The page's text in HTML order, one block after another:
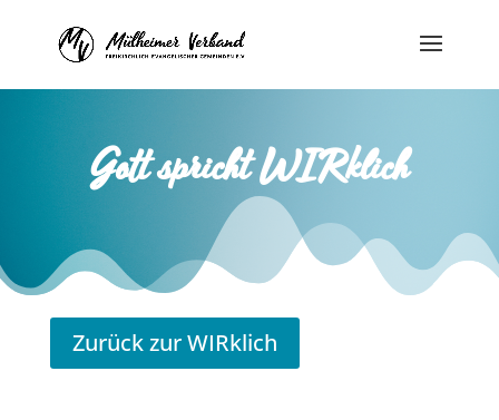
Gott spricht WIRklich
Zurück zur WIRklich